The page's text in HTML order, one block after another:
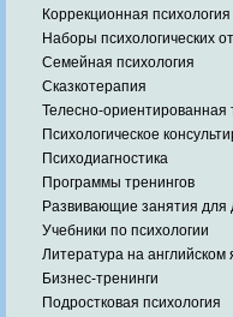
Коррекционная психология
Наборы психологических
Семейная психология
Сказкотерапия
Телесно-ориентированная
Психологическое
Психодиагностика
Программы тренингов
Развивающие занятия для
Учебники по психологии
Литература на английском
Бизнес-тренинги
Подростковая психология